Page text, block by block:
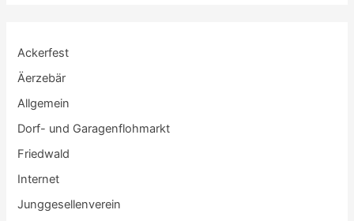
Ackerfest
Äerzebär
Allgemein
Dorf- und Garagenflohmarkt
Friedwald
Internet
Junggesellenverein